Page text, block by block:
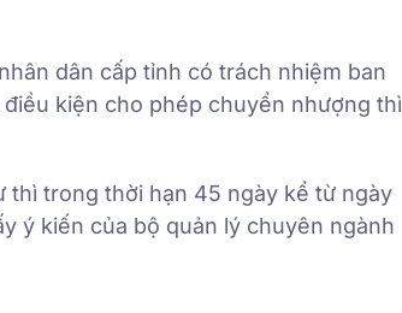
dân cấp tỉnh có trách nhiệm ban
kiện cho phép chuyển nhượng thì
thì trong thời hạn 45 ngày kể từ ngày
ý kiến của bộ quản lý chuyên ngành